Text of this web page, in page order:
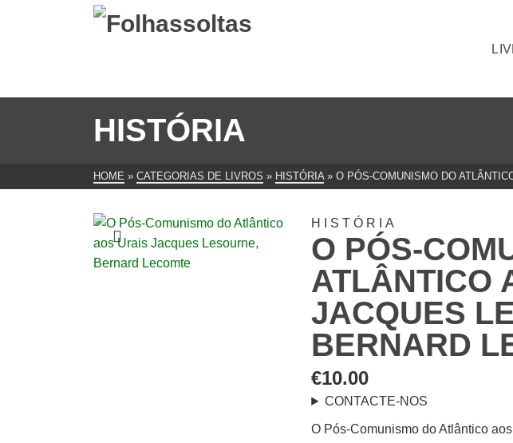
HISTÓRIA
HOME » CATEGORIAS DE LIVROS » HISTÓRIA » O PÓS-COMUNISMO DO
HISTÓRIA
O PÓS-
ATLÂNTICO
JACQUES
BERNARD
€10.00
CONTACTE-NOS
O Pós-Comunismo do Atlântico